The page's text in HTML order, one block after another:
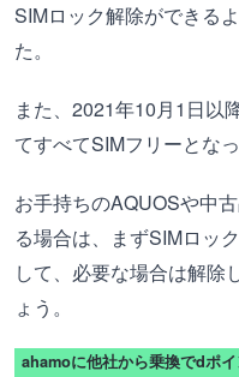
SIMロック解除ができる
た。
また、2021年10月1日以
てすべてSIMフリーとなっ
お手持ちのAQUOSや中
る場合は、まずSIMロッ
して、必要な場合は解除
ょう。
ahamoに他社から乗換でdポ